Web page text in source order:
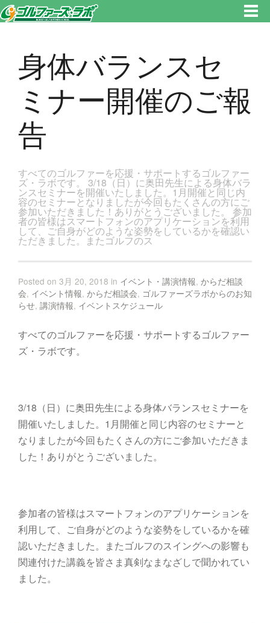
松河田で気軽にゴルフレッスン！
身体バランスセ
ミナー開催のご報
告
すべてのゴルファーを応援・サポートするゴルファー
ズ・ラボです。 3/18（日）に奥田先生による身体バラ
ンスセミナーを開催いたしました。1月開催と同じ内
容のセミナーとなりましたが今回もたくさんの方にご
参加いただきました！ありがとうございました。 参加
者の皆様はスマートフォンのアプリケーションを利用
して、ご自身がどのような姿勢をしているかを確認い
ただきました。またゴルフのス
Posted on 3月 20, 2018 in イベント・講演情報, からだ相談
会, イベント情報, からだ相談会, ゴルファーズラボからのお知
らせ, 講演情報, イベントスケジュール
すべてのゴルファーを応援・サポートするゴルファー
ズ・ラボです。
3/18（日）に奥田先生による身体バランスセミナーを
開催いたしました。1月開催と同じ内容のセミナーと
なりましたが今回もたくさんの方にご参加いただきま
した！ありがとうございました。
参加者の皆様はスマートフォンのアプリケーションを
利用して、ご自身がどのような姿勢をしているかを確
認いただきました。またゴルフのスイングへの影響も
関連付けた講義を皆さま真剣なまなざしで聞かれてい
ました。